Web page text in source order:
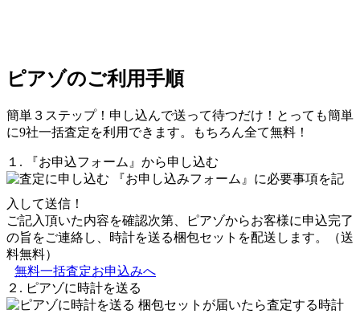
ピアゾのご利用手順
簡単３ステップ！申し込んで送って待つだけ！とっても簡単
に9社一括査定を利用できます。もちろん全て無料！
１. 『お申込フォーム』から申し込む
『お申し込みフォーム』に必要事項を記
入して送信！
ご記入頂いた内容を確認次第、ピアゾからお客様に申込完了
の旨をご連絡し、時計を送る梱包セットを配送します。（送
料無料）
無料一括査定お申込みへ
２. ピアゾに時計を送る
梱包セットが届いたら査定する時計